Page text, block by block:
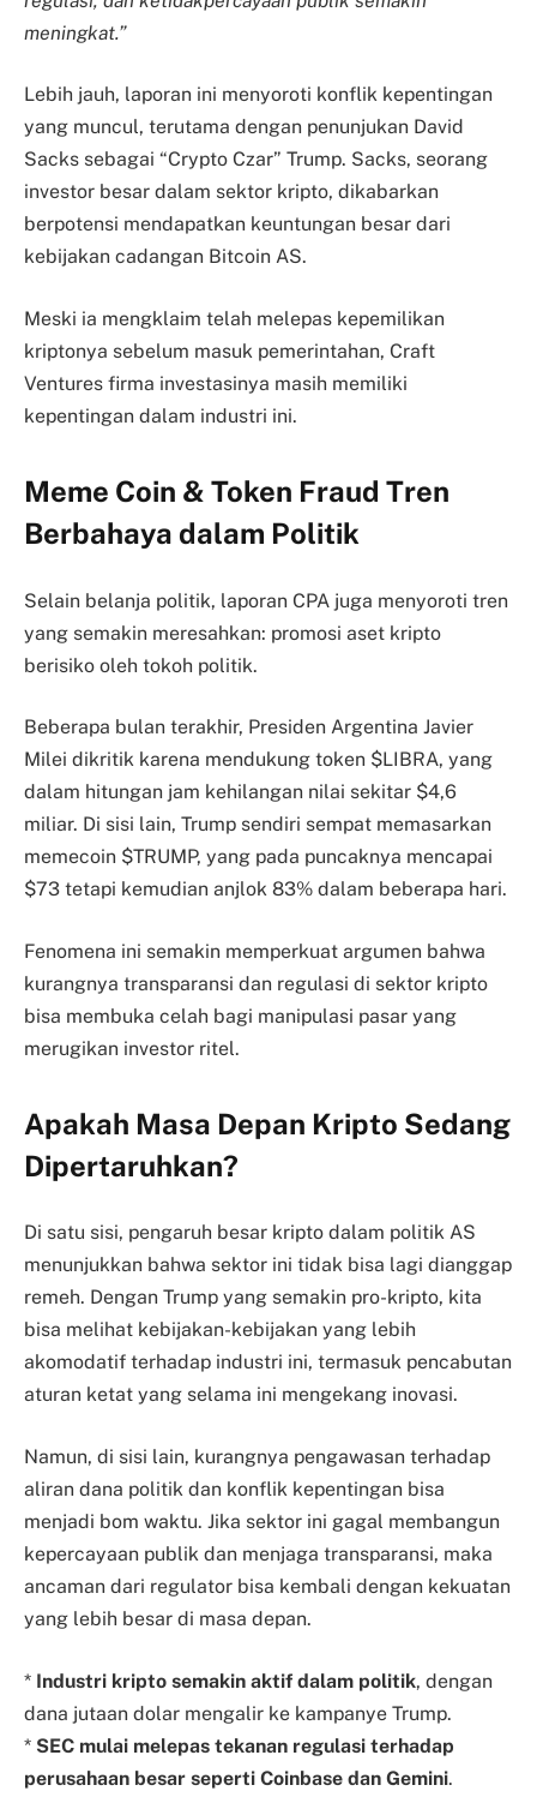
meningkat.”
Lebih jauh, laporan ini menyoroti konflik kepentingan
yang muncul, terutama dengan penunjukan David
Sacks sebagai “Crypto Czar” Trump. Sacks, seorang
investor besar dalam sektor kripto, dikabarkan
berpotensi mendapatkan keuntungan besar dari
kebijakan cadangan Bitcoin AS.
Meski ia mengklaim telah melepas kepemilikan
kriptonya sebelum masuk pemerintahan, Craft
Ventures firma investasinya masih memiliki
kepentingan dalam industri ini.
Meme Coin & Token Fraud Tren
Berbahaya dalam Politik
Selain belanja politik, laporan CPA juga menyoroti tren
yang semakin meresahkan: promosi aset kripto
berisiko oleh tokoh politik.
Beberapa bulan terakhir, Presiden Argentina Javier
Milei dikritik karena mendukung token $LIBRA, yang
dalam hitungan jam kehilangan nilai sekitar $4,6
miliar. Di sisi lain, Trump sendiri sempat memasarkan
memecoin $TRUMP, yang pada puncaknya mencapai
$73 tetapi kemudian anjlok 83% dalam beberapa hari.
Fenomena ini semakin memperkuat argumen bahwa
kurangnya transparansi dan regulasi di sektor kripto
bisa membuka celah bagi manipulasi pasar yang
merugikan investor ritel.
Apakah Masa Depan Kripto Sedang
Dipertaruhkan?
Di satu sisi, pengaruh besar kripto dalam politik AS
menunjukkan bahwa sektor ini tidak bisa lagi dianggap
remeh. Dengan Trump yang semakin pro-kripto, kita
bisa melihat kebijakan-kebijakan yang lebih
akomodatif terhadap industri ini, termasuk pencabutan
aturan ketat yang selama ini mengekang inovasi.
Namun, di sisi lain, kurangnya pengawasan terhadap
aliran dana politik dan konflik kepentingan bisa
menjadi bom waktu. Jika sektor ini gagal membangun
kepercayaan publik dan menjaga transparansi, maka
ancaman dari regulator bisa kembali dengan kekuatan
yang lebih besar di masa depan.
* Industri kripto semakin aktif dalam politik, dengan
dana jutaan dolar mengalir ke kampanye Trump.
* SEC mulai melepas tekanan regulasi terhadap
perusahaan besar seperti Coinbase dan Gemini.